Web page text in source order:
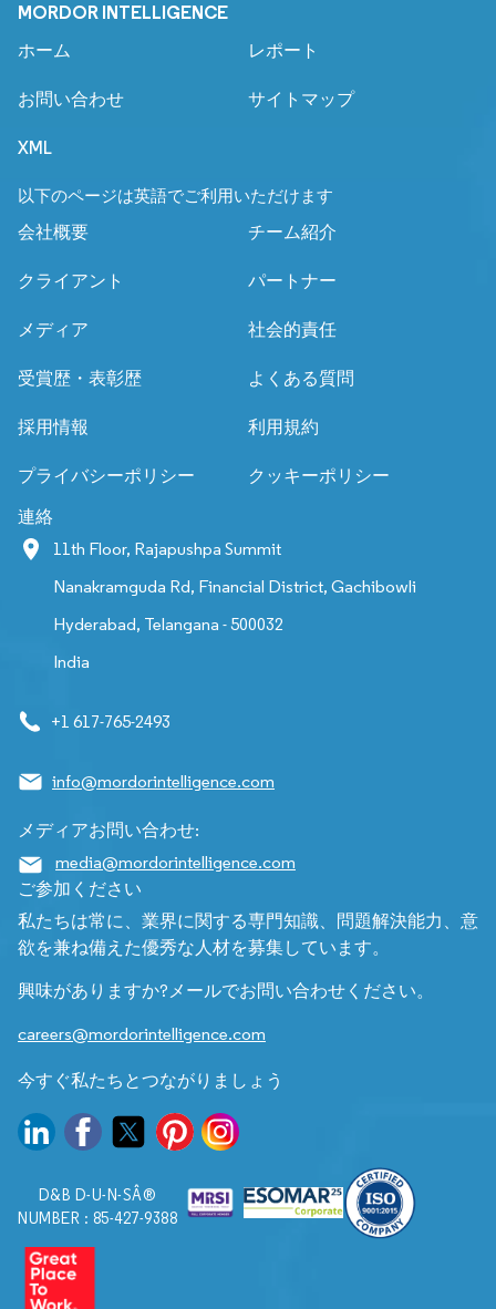
MORDOR INTELLIGENCE
ホーム レポート
お問い合わせ サイトマップ
XML
以下のページは英語でご利用いただけます
会社概要
チーム紹介
クライアント パートナー
メディア 社会的責任
受賞歴・表彰歴 よくある質問
採用情報 利用規約
プライバシーポリシー クッキーポリシー
連絡
11th Floor, Rajapushpa Summit
Nanakramguda Rd, Financial District, Gachibowli
Hyderabad, Telangana - 500032
India
+1 617-765-2493
info@mordorintelligence.com
メディアお問い合わせ:
media@mordorintelligence.com
ご参加ください
私たちは常に、業界に関する専門知識、問題解決能力、意
欲を兼ね備えた優秀な人材を募集しています。
興味がありますか?メールでお問い合わせください。
careers@mordorintelligence.com
今すぐ私たちとつながりましょう
D&B D-U-N-SÂ®
NUMBER : 85-427-9388